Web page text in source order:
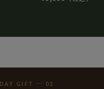
GIFT — 03